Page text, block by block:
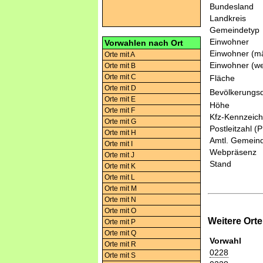
Vorwahlen nach Ort
Orte mit A
Orte mit B
Orte mit C
Orte mit D
Orte mit E
Orte mit F
Orte mit G
Orte mit H
Orte mit I
Orte mit J
Orte mit K
Orte mit L
Orte mit M
Orte mit N
Orte mit O
Orte mit P
Orte mit Q
Orte mit R
Orte mit S
Bundesland
Landkreis
Gemeindetyp
Einwohner
Einwohner
Einwohner
Fläche
Höhe
Kfz-
Postleitzahl
Amtl.
Webpräsenz
Stand
Weitere
Vorwahl
0228